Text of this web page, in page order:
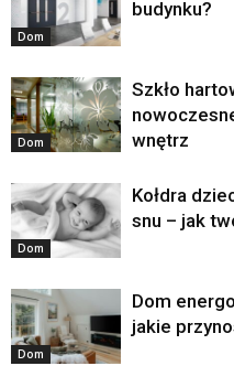
Dom
budynku?
Dom
Szkło
wnętrz
Dom
Kołdra
snu – jak
Dom
Dom
jakie